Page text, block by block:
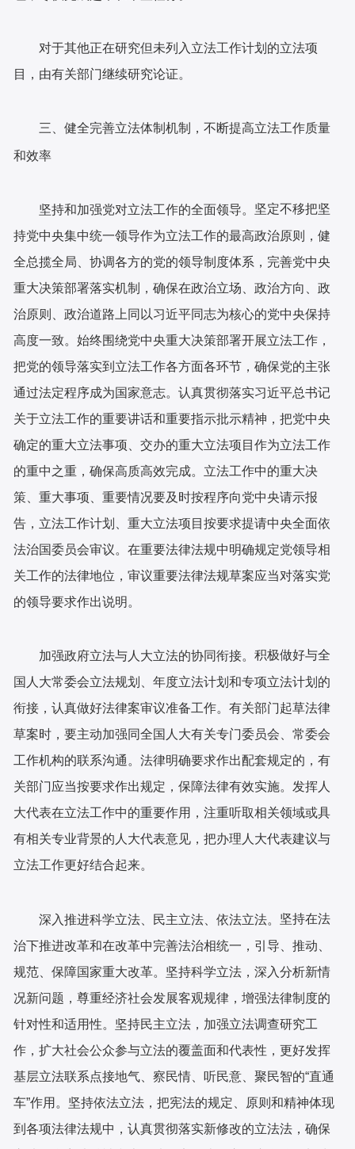
对于其他正在研究但未列入立法工作计划的立法项
目，由有关部门继续研究论证。
三、健全完善立法体制机制，不断提高立法工作质量
和效率
坚持和加强党对立法工作的全面领导。 坚定不移把坚
持党中央集中统一领导作为立法工作的最高政治原则，健
全总揽全局、协调各方的党的领导制度体系，完善党中央
重大决策部署落实机制，确保在政治立场、政治方向、政
治原则、政治道路上同以习近平同志为核心的党中央保持
高度一致。始终围绕党中央重大决策部署开展立法工作，
把党的领导落实到立法工作各方面各环节，确保党的主张
通过法定程序成为国家意志。认真贯彻落实习近平总书记
关于立法工作的重要讲话和重要指示批示精神，把党中央
确定的重大立法事项、交办的重大立法项目作为立法工作
的重中之重，确保高质高效完成。立法工作中的重大决
策、重大事项、重要情况要及时按程序向党中央请示报
告，立法工作计划、重大立法项目按要求提请中央全面依
法治国委员会审议。在重要法律法规中明确规定党领导相
关工作的法律地位，审议重要法律法规草案应当对落实党
的领导要求作出说明。
加强政府立法与人大立法的协同衔接。积极做好与全
国人大常委会立法规划、年度立法计划和专项立法计划的
衔接，认真做好法律案审议准备工作。有关部门起草法律
草案时，要主动加强同全国人大有关专门委员会、常委会
工作机构的联系沟通。法律明确要求作出配套规定的，有
关部门应当按要求作出规定，保障法律有效实施。发挥人
大代表在立法工作中的重要作用，注重听取相关领域或具
有相关专业背景的人大代表意见，把办理人大代表建议与
立法工作更好结合起来。
深入推进科学立法、民主立法、依法立法。 坚持在法
治下推进改革和在改革中完善法治相统一，引导、推动、
规范、保障国家重大改革。坚持科学立法，深入分析新情
况新问题，尊重经济社会发展客观规律，增强法律制度的
针对性和适用性。坚持民主立法，加强立法调查研究工
作，扩大社会公众参与立法的覆盖面和代表性，更好发挥
基层立法联系点接地气、察民情、听民意、聚民智的“直通
车”作用。坚持依法立法，把宪法的规定、原则和精神体现
到各项法律法规中，认真贯彻落实新修改的立法法，确保